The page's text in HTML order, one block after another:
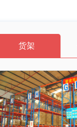
货架
工具车